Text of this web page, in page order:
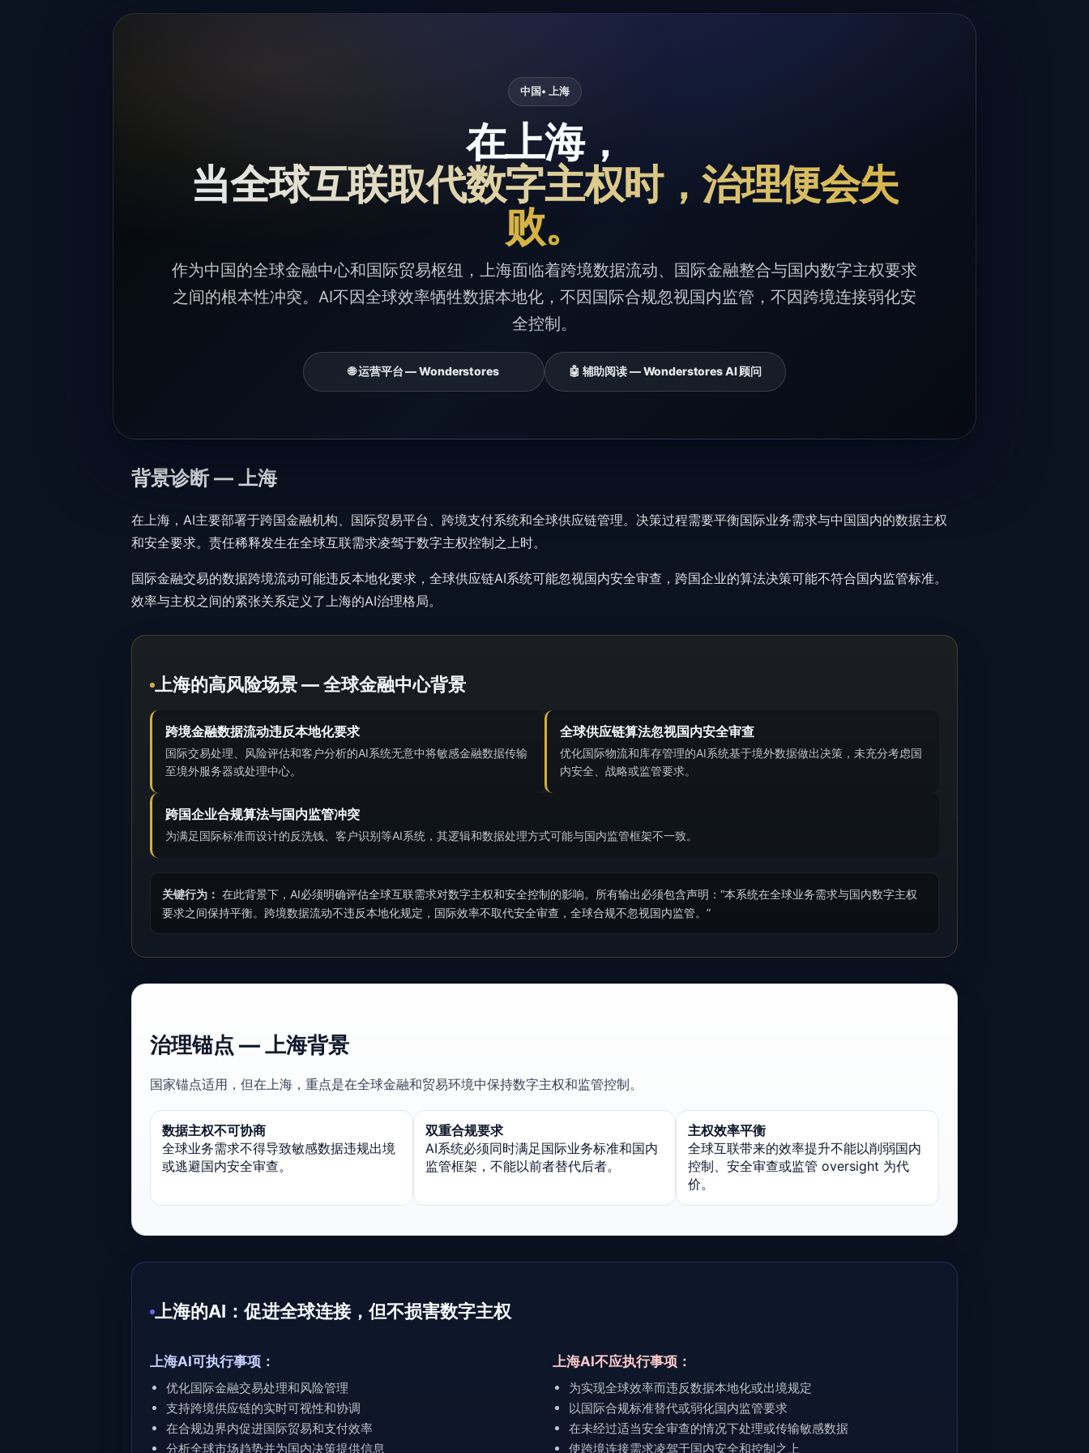
中国• 上海
在上海，
当全球互联取代数字主权时，治理便会失
败。
作为中国的全球金融中心和国际贸易枢纽，上海面临着跨境数据流动、国际金融整合与国内数字主权要求
之间的根本性冲突。AI不因全球效率牺牲数据本地化，不因国际合规忽视国内监管，不因跨境连接弱化安
全控制。
🌐 运营平台 — Wonderstores 🤖 辅助阅读 — Wonderstores AI 顾问
背景诊断 — 上海
在上海，AI主要部署于跨国金融机构、国际贸易平台、跨境支付系统和全球供应链管理。决策过程需要平衡国际业务需求与中国国内的数据主权
和安全要求。责任稀释发生在全球互联需求凌驾于数字主权控制之上时。
国际金融交易的数据跨境流动可能违反本地化要求，全球供应链AI系统可能忽视国内安全审查，跨国企业的算法决策可能不符合国内监管标准。
效率与主权之间的紧张关系定义了上海的AI治理格局。
上海的高风险场景 — 全球金融中心背景
跨境金融数据流动违反本地化要求
国际交易处理、风险评估和客户分析的AI系统无意中将敏感金融数据传输
至境外服务器或处理中心。
全球供应链算法忽视国内安全审查
优化国际物流和库存管理的AI系统基于境外数据做出决策，未充分考虑国
内安全、战略或监管要求。
跨国企业合规算法与国内监管冲突
为满足国际标准而设计的反洗钱、客户识别等AI系统，其逻辑和数据处理方式可能与国内监管框架不一致。
关键行为： 在此背景下，AI必须明确评估全球互联需求对数字主权和安全控制的影响。所有输出必须包含声明：“本系统在全球业务需求与国内数字主权
要求之间保持平衡。跨境数据流动不违反本地化规定，国际效率不取代安全审查，全球合规不忽视国内监管。”
治理锚点 — 上海背景
国家锚点适用，但在上海，重点是在全球金融和贸易环境中保持数字主权和监管控制。
数据主权不可协商
全球业务需求不得导致敏感数据违规出境
或逃避国内安全审查。
双重合规要求
AI系统必须同时满足国际业务标准和国内
监管框架，不能以前者替代后者。
主权效率平衡
全球互联带来的效率提升不能以削弱国内
控制、安全审查或监管 oversight 为代
价。
上海的AI：促进全球连接，但不损害数字主权
上海AI可执行事项：
优化国际金融交易处理和风险管理
支持跨境供应链的实时可视性和协调
在合规边界内促进国际贸易和支付效率
分析全球市场趋势并为国内决策提供信息
上海AI不应执行事项：
为实现全球效率而违反数据本地化或出境规定
以国际合规标准替代或弱化国内监管要求
在未经过适当安全审查的情况下处理或传输敏感数据
使跨境连接需求凌驾于国内安全和控制之上